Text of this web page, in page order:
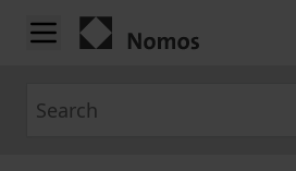
Skip to Content